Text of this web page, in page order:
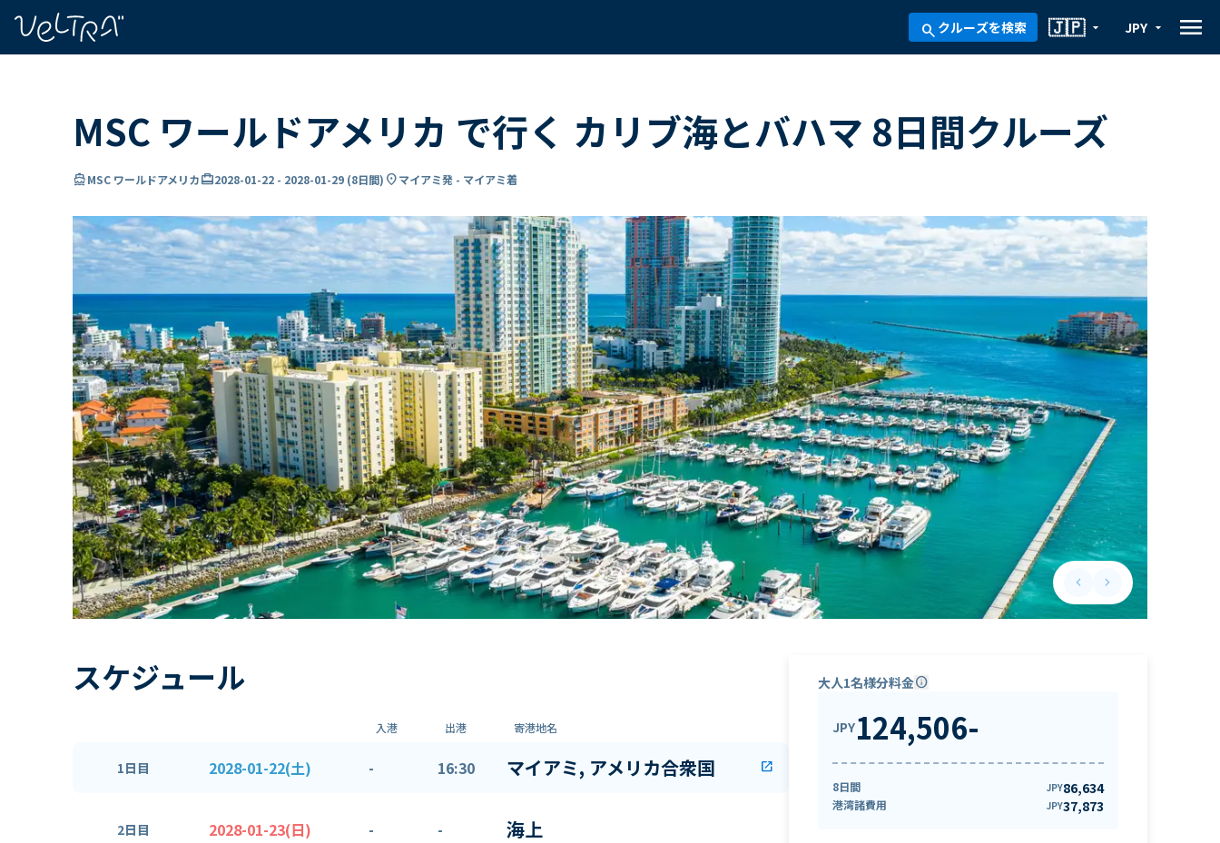
search クルーズを検索 arrow_drop_down
🇯🇵 arrow_drop_down
JPY menu
MSC ワールドアメリカ で行く カリブ海とバハマ 8日間クルーズ
directions_boatMSC ワールドアメリカcard_travel2028-01-22 - 2028-01-29 (8日間) location_onマイアミ発 - マイアミ着
keyboard_arrow_leftPrevious slide
keyboard_arrow_rightNext slide
スケジュール
入港 出港 寄港地名
1日目 2028-01-22(土) - 16:30 マイアミ, アメリカ合衆国 open_in_new
2日目 2028-01-23(日) - - 海上
大人1名様分料金info
JPY124,506-
8日間 JPY86,634
港湾諸費用 JPY37,873